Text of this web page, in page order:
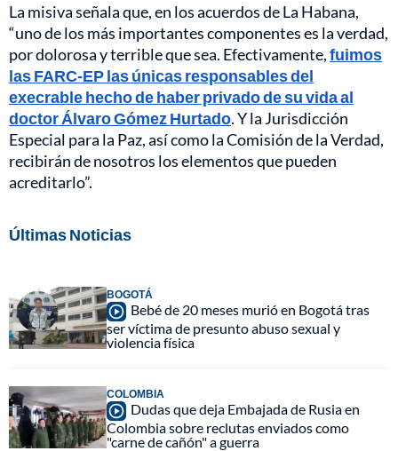
La misiva señala que, en los acuerdos de La Habana,
“uno de los más importantes componentes es la verdad,
por dolorosa y terrible que sea. Efectivamente,fuimos
las FARC-EP las únicas responsables del
execrable hecho de haber privado de su vida al
doctor Álvaro Gómez Hurtado. Y la Jurisdicción
Especial para la Paz, así como la Comisión de la Verdad,
recibirán de nosotros los elementos que pueden
acreditarlo”.
Últimas Noticias
BOGOTÁ
Bebé de 20 meses murió en Bogotá tras
ser víctima de presunto abuso sexual y
violencia física
COLOMBIA
Dudas que deja Embajada de Rusia en
Colombia sobre reclutas enviados como
"carne de cañón" a guerra